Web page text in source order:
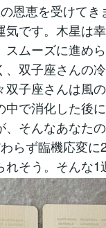
恩恵を受けてき
です。木星は
ムーズに進め
双子座さんの
子座さんは風
で消化した後
そんなあなた
らず臨機応変に
れそう。そんな1